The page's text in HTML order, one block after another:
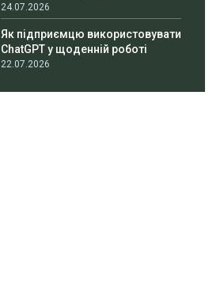
24.07.2026
Як підприємцю використовувати
ChatGPT у щоденній роботі
22.07.2026